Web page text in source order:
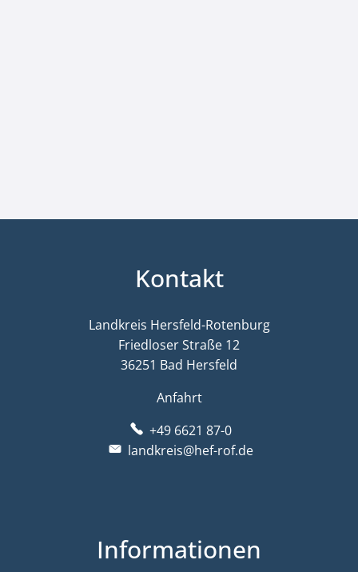
Kontakt
Landkreis Hersfeld-Rotenburg
Friedloser Straße 12
36251 Bad Hersfeld
Anfahrt
+49 6621 87-0
landkreis@hef-rof.de
Informationen